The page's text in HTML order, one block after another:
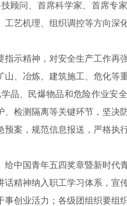
顾问、首席科学家、首席专
艺机理、组织调控等方向深
示精神，对安全生产工作再
、冶炼、建筑施工、危化等
品、民爆物品和危险作业安
检测隔离等关键环节，坚决
案，规范信息报送，严格执
中国青年五四奖章暨新时代
精神纳入职工学习体系，宣
创业活力；各级团组织要组